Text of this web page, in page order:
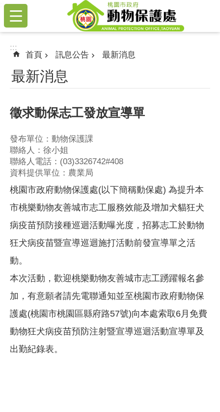
跳到主要內容區塊
:::
:::
首頁 訊息公告 最新消息
最新消息
徵求動保志工發放宣導單
發布單位：動物保護課
聯絡人：徐小姐
聯絡人電話：(03)3326742#408
資料提供單位：農業局
桃園市政府動物保護處(以下簡稱動保處) 為提升本
市桃樂動物友善城市志工服務效能及增加犬貓狂犬
病疫苗預防接種巡迴活動曝光度，招募志工於動物
狂犬病疫苗暨宣導巡迴施打活動前發宣導單之活
動。
本次活動，歡迎桃樂動物友善城市志工踴躍報名參
加，有意願者請先電聯通知並至桃園市政府動物保
護處(桃園市桃園區縣府路57號)向本處索取6月免費
動物狂犬病疫苗預防注射暨宣導巡迴活動宣導單及
出勤紀錄表。